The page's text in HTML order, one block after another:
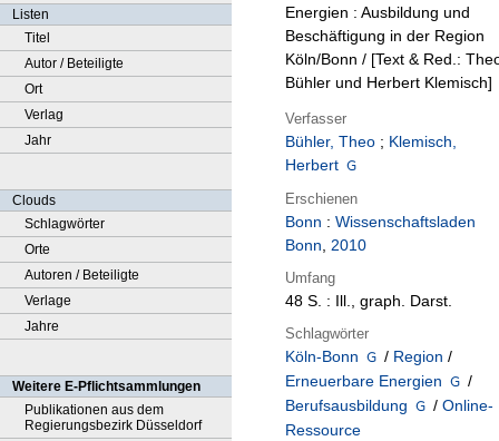
Listen
Titel
Autor / Beteiligte
Ort
Verlag
Jahr
Clouds
Schlagwörter
Orte
Autoren / Beteiligte
Verlage
Jahre
Weitere E-Pflichtsammlungen
Publikationen aus dem
Regierungsbezirk Düsseldorf
Energien : Ausbildung und
Beschäftigung in der Region
Köln/Bonn / [Text & Red.:
Bühler und Herbert Klemisch]
Verfasser
Bühler, Theo ; Klemisch,
Herbert
Erschienen
Bonn : Wissenschaftsladen
Bonn, 2010
Umfang
48 S. : Ill., graph. Darst.
Schlagwörter
Köln-Bonn / Region /
Erneuerbare Energien
/
Berufsausbildung
/ Online-
Ressource